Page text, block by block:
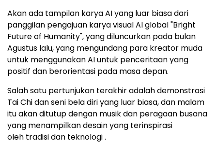
Akan ada tampilan karya AI yang luar biasa dari
panggilan pengajuan karya visual AI global "Bright
Future of Humanity", yang diluncurkan pada bulan
Agustus lalu, yang mengundang para kreator muda
untuk menggunakan AI untuk penceritaan yang
positif dan berorientasi pada masa depan.
Salah satu pertunjukan terakhir adalah demonstrasi
Tai Chi dan seni bela diri yang luar biasa, dan malam
itu akan ditutup dengan musik dan peragaan busana
yang menampilkan desain yang terinspirasi
oleh tradisi dan teknologi .